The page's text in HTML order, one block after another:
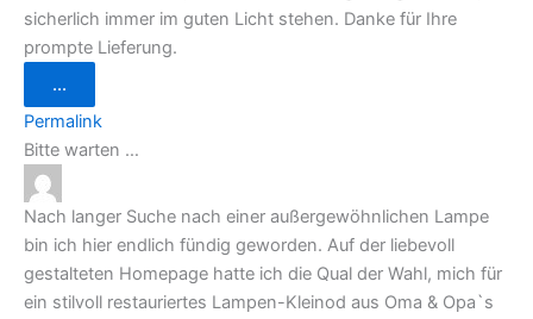
sicherlich immer im guten Licht stehen. Danke für Ihre
prompte Lieferung.
...
Metabox
ein-/ausblenden.
Permalink
Bitte warten …
Nach langer Suche nach einer außergewöhnlichen Lampe
bin ich hier endlich fündig geworden. Auf der liebevoll
gestalteten Homepage hatte ich die Qual der Wahl, mich für
ein stilvoll restauriertes Lampen-Kleinod aus Oma & Opa`s